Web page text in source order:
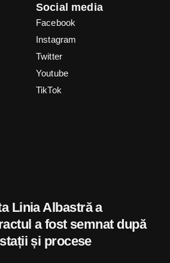
Social media
Facebook
Instagram
Twitter
Youtube
TikTok
Linia Albastră a
a fost semnat după
și procese